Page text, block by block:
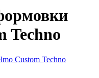
Techno